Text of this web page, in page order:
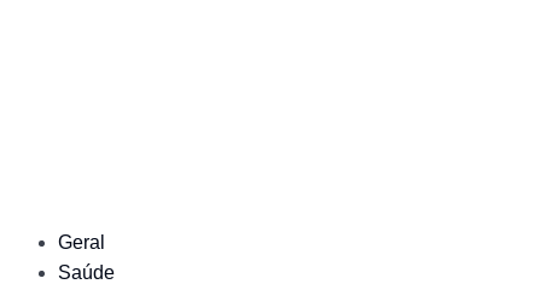
Geral
Saúde